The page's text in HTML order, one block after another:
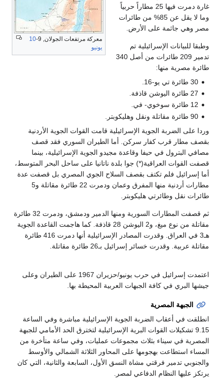
معركة مرتفعات الجولان, 9-
10
يونيو
غارة دمرت فيها 25 مطاراً حربياً
وما لا يقل عن 85% من طائرات
مصر وهي جاثمة على الأرض.
وطبقا للبيانات الإسرائيلية تم
تدمير 209 طائرات من أصل 340
طائرة مصرية منها:
30 طائرة تي يو-16.
27 طائرة اليوشن قاذفة.
12 طائرة سوخوي- في.
90 طائرة مقاتلة ونقل وهليكوبتر.
وردا على الضربة الجوية الإسرائيلية قامت القوات الجوية الأردنية
بقصف مطار قرب كفار سركن. أما الطيران السوري فقد قصف
مصافي البترول في حيفا وقاعدة مجيدو الجوية الإسرائيلية، بينما
قصفت القوات العراقية(*) جوا بلدة ناتانيا على ساحل البحر المتوسط،
أما إسرائيل فلم تكتف بقصف السلاح الجوي المصري بل قصفت عدة
مطارات أردنية منها المفرق وعمان ودمرت 22 طائرة مقاتلة و5
طائرات نقل وطائرتي هليكوبتر.
ثم قصفت المطارات السورية ومنها الدمير ودمشق، ودمرت 32 طائرة
مقاتلة من نوع ميغ، و2 اليوشن 28 قاذفة. كما هاجمت القاعدة الجوية
هـ3 في العراق. وقدرت المصادر الإسرائيلية أنها دمرت 416 طائرة
مقاتلة عربية. وقدرت خسائر إسرائيل بـ26 طائرة مقاتلة.
اعتمدت إسرائيل في حرب يونيو/حزيران 1967 على الطيران وعلى
جيشها البري في كافة الجبهات العربية المحيطة بها.
الجبهة المصرية
انطلقت في أعقاب الضربة الجوية الإسرائيلية مباشرة وفي الساعة
9.15 تشكيلات القوات البرية الإسرائيلية لتخترق الحد الأمامي للجبهة
المصرية في سيناء بثلاث مجموعات عمليات، وفي ساعة متأخرة من
المساء استطاعت بهجومها على المحاور الثلاثة الشمالي والأوسط
والجنوبي تدمير فرقتي مشاة النسق الأول، السابعة والثانية، التي كان
يرتكز عليها النظام الدفاعي لمصر.